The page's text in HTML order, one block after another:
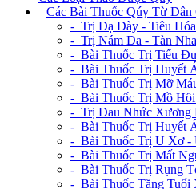
Các Bài Thuốc Qúy Từ Dân
- Trị Dạ Dày - Tiêu Hóa
- Trị Nám Da - Tàn
- Bài Thuốc Trị Tiểu
- Bài Thuốc Trị Huyết
- Bài Thuốc Trị Mỡ
- Bài Thuốc Trị Mồ
- Trị Đau Nhức Xương
- Bài Thuốc Trị Huyết
- Bài Thuốc Trị U Xơ -
- Bài Thuốc Trị Mất
- Bài Thuốc Trị Rụng
- Bài Thuốc Tăng Tuổi